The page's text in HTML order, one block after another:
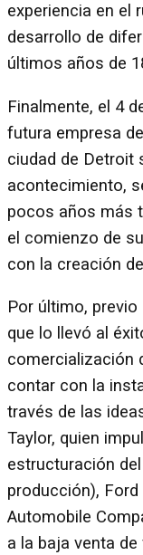
experiencia en el
desarrollo de
últimos años de
Finalmente, el 4
futura empresa
ciudad de Detroit
acontecimiento,
pocos años más
el comienzo de
con la creación
Por último,
que lo llevó al
comercialización
contar con la
través de las
Taylor, quien
estructuración
producción),
Automobile
a la baja venta